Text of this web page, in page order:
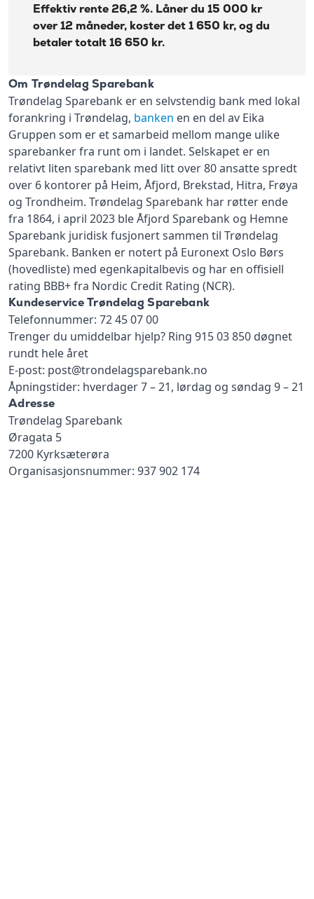
Effektiv rente 26,2 %. Låner du 15 000 kr
over 12 måneder, koster det 1 650 kr, og du
betaler totalt 16 650 kr.
Om Trøndelag Sparebank
Trøndelag Sparebank er en selvstendig bank med lokal
forankring i Trøndelag, banken en en del av Eika
Gruppen som er et samarbeid mellom mange ulike
sparebanker fra runt om i landet. Selskapet er en
relativt liten sparebank med litt over 80 ansatte spredt
over 6 kontorer på Heim, Åfjord, Brekstad, Hitra, Frøya
og Trondheim. Trøndelag Sparebank har røtter ende
fra 1864, i april 2023 ble Åfjord Sparebank og Hemne
Sparebank juridisk fusjonert sammen til Trøndelag
Sparebank. Banken er notert på Euronext Oslo Børs
(hovedliste) med egenkapitalbevis og har en offisiell
rating BBB+ fra Nordic Credit Rating (NCR).
Kundeservice Trøndelag Sparebank
Telefonnummer: 72 45 07 00
Trenger du umiddelbar hjelp? Ring 915 03 850 døgnet
rundt hele året
E-post: post@trondelagsparebank.no
Åpningstider: hverdager 7 – 21, lørdag og søndag 9 – 21
Adresse
Trøndelag Sparebank
Øragata 5
7200 Kyrksæterøra
Organisasjonsnummer: 937 902 174